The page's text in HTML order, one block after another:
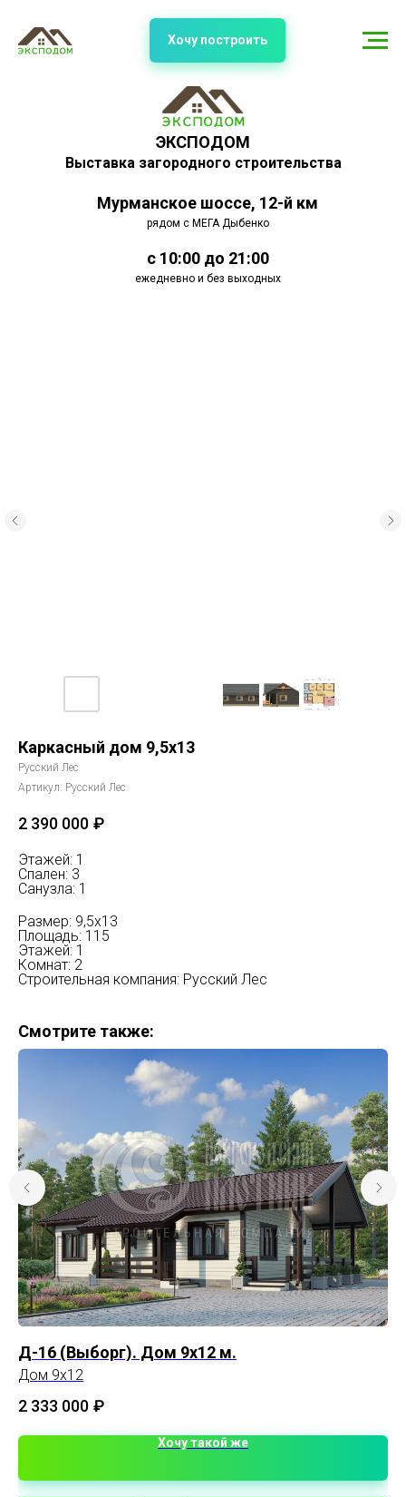
ЭКСПОДОМ
Выставка загородного строительства
Мурманское шоссе, 12-й км
рядом с МЕГА Дыбенко
с 10:00 до 21:00
ежедневно и без выходных
Хочу построить
Каркасный дом 9,5х13
Русский Лес
Артикул: Русский Лес
2 390 000 ₽
Этажей: 1
Спален: 3
Санузла: 1
Размер: 9,5х13
Площадь: 115
Этажей: 1
Комнат: 2
Строительная компания: Русский Лес
Смотрите также:
Д-16 (Выборг). Дом 9х12 м.
Дом 9х12
2 333 000 ₽
Хочу такой же